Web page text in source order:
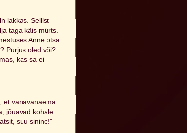
lakkas. Sellist
taga käis mürts.
Anne otsa.
Purjus oled või?
kas sa ei
et vanavanaema
jõuavad kohale
suu sinine!"